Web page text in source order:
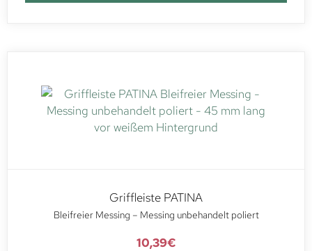
Griffleiste PATINA
Bleifreier Messing – Messing unbehandelt poliert
10,39€